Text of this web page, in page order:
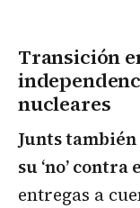
Transición
nucleares
Junts también
su ‘no’
entregas a